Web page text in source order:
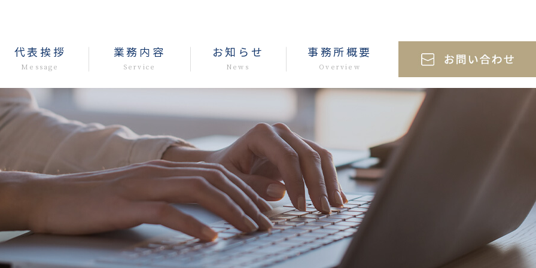
代表挨拶
Message
業務内容
Service
お知らせ
News
事務所概要
Overview